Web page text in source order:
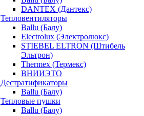
DANTEX (Дантекс)
Тепловентиляторы
Ballu (Балу)
Electrolux (Электролюкс)
STIEBEL ELTRON (Штибель
Эльтрон)
Thermex (Термекс)
ВНИИЭТО
Дестратификаторы
Ballu (Балу)
Тепловые пушки
Ballu (Балу)